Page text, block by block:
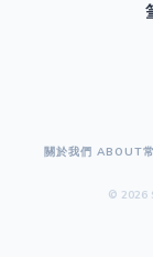
關於我們 ABOUT
© 2026